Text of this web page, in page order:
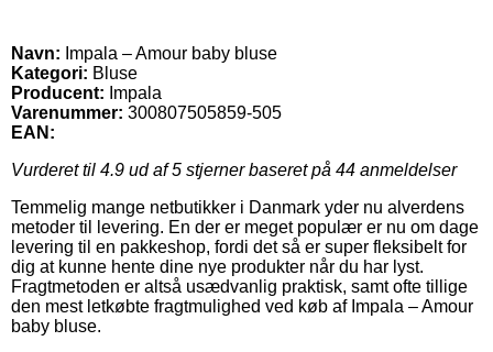
Navn: Impala – Amour baby bluse
Kategori: Bluse
Producent: Impala
Varenummer: 300807505859-505
EAN:
Vurderet til 4.9 ud af 5 stjerner baseret på 44 anmeldelser
Temmelig mange netbutikker i Danmark yder nu alverdens
metoder til levering. En der er meget populær er nu om dage
levering til en pakkeshop, fordi det så er super fleksibelt for
dig at kunne hente dine nye produkter når du har lyst.
Fragtmetoden er altså usædvanlig praktisk, samt ofte tillige
den mest letkøbte fragtmulighed ved køb af Impala – Amour
baby bluse.